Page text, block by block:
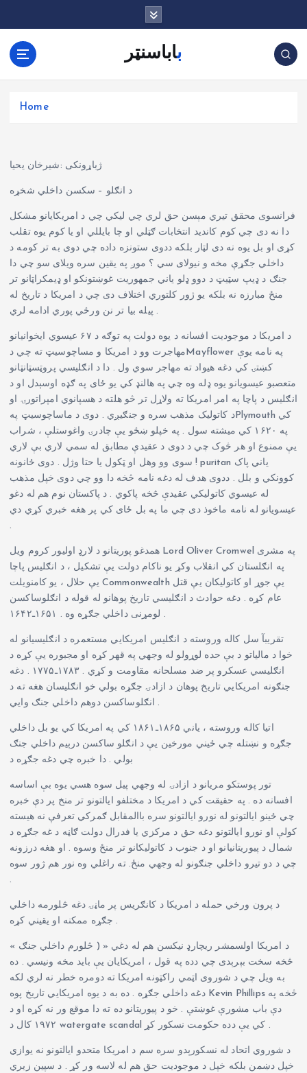
باباسنټر
Home
ژباړونکی :شیرخان یحیا
د انګلو – سکسن داخلي شخړه
فرانسوی محقق تیري مېسن حق لري چي لیکي چي د امریکایانو مشکل
دا نه دی چي کوم کاندید انتخابات ګټلي او چا بایللي او یا کوم یوه تقلب
کړی او بل یوه نه دی لټار بلکه ددوی ستونزه داده چي دوی به تر کومه د
داخلي جګړې مخه و نیولای سي ؟ موږ په یقین سره ویلای سو چي دا
جنګ د ډیپ سټیټ د دوو ډلو یاني جمهوریت غوښتونکو او ډیمکراټانو تر
منځ مبارزه نه بلکه یو ژور کلتوري اختلاف دی چي د امریکا د تاریخ له
پیله بیا تر نن ورځي پوري ادامه لري .
د امریکا د موجودیت افسانه د یوه دولت په توګه د ۶۷ عیسوي ایخوانیانو
مهاجرت وو د امریکا و مساچوسیټ ته چي دMayflower په نامه یوې
کښتۍ کي دغه هیواد ته مهاجر سوي ول . دا د انګلیسي پروټسټانټانو
متعصبو عیسویانو یوه ډله وه چي په هالنډ کي یو ځای په ګډه اوسېدل او د
انګلیس د پاچا په امر امریکا ته ولاړل تر څو هلته د هسپانوي امپراتورۍ او
د کاتولیک مذهب سره و جنګیږي . دوی د ماساچوسیټ پهPlymouth کي
په ۱۶۲۰ کي میشته سول . په خپلو ښځو یې چادرۍ واغوستلې ، شراب
یې ممنوع او هر څوک چي د دوی د عقیدې مطابق له سمي لاري بې لاري
! سوی وو وهل او ټکول یا حتا وژل . دوی ځانونه puritan یاني پاک
کوونکي و بلل . ددوی هدف له دغه نامه څخه دا وو چي دوی خپل مذهب
له عیسوي کاتولیکي عقیدې څخه پاکوي . د پاکستان نوم هم له دغو
عیسویانو له نامه ماخوذ دی چي ما په بل ځای کي پر هغه خبري کړي دي
.
همدغو پوریتانو د لارډ اولیور کروم ویل Lord Oliver Cromwel په مشری
په انګلستان کي انقلاب وکړ یو ناکام دولت یې تشکیل ، د انګلیس پاچا
یې حلال ، یو کامنویلت Commonwealth یې جوړ او کاتولیکان یې قتل
عام کړه . دغه حوادث د انګلیسي تاریخ پوهانو له قوله د انګلوساکسن
لومړنی داخلي جګړه وه . ۱۶۵۱ـ۱۶۴۲ .
تقریبآ سل کاله وروسته د انګلیس امریکایي مستعمره د انګلیسیانو له
خوا د مالیاتو د بې حده لوړولو له وجهي په قهر کړه او مجبوره یې کړه د
انګلیسي عسکرو پر ضد مسلحانه مقاومت و کړي . ۱۷۸۳ـ۱۷۷۵ . دغه
جنګونه امریکایي تاریخ پوهان د ازادۍ جګړه بولي خو انګلیسان هغه ته د
انګلوساکسن دوهم داخلي جنګ وایي .
اتیا کاله وروسته ، یاني ۱۸۶۵ـ۱۸۶۱ کي په امریکا کي یو بل داخلي
جګړه و نښتله چي ځیني مورخین یې د انګلو ساکسن درېیم داخلي جنګ
بولي . دا خبره چي دغه جګړه د
تور پوستکو مریانو د ازادۍ له وجهي پیل سوه هسي یوه بې اساسه
افسانه ده . په حقیقت کي د امریکا د مختلفو ایالتونو تر منخ پر دې خبره
چي ځینو ایالتونو له نورو ایالتونو سره باالمقابل ګمرکي تعرفې نه هیسته
کولې او نورو ایالتونو دغه حق د مرکزي یا فدرال دولت ګاڼه د غه جګړه د
شمال د پیوریتانیانو او د جنوب د کاتولیکانو تر منځ وسوه . او هغه درزونه
چي د دو تیرو داخلي جنګونو له وجهي منځ. ته راغلي وه نور هم ژور سوه
.
د پرون ورخي حمله د امریکا د کانګریس پر ماڼۍ دغه څلورمه داخلي
جګړه ممکنه او یقیني کړه .
د امریکا اولسمشر ریچارډ نیکسن هم له دغي « ( څلورم داخلي جنګ »
څخه سخت بېرېدی چي دده په قول ، امریکایان یې باید مخه ونیسي . ده
به ویل چي د شوروی اټمي راکټونه امریکا ته دومره خطر نه لري لکه
دغه داخلي جګړه . ده به د یوه امریکایي تاریخ پوه Kevin Phillips څخه په
دې باب مشورې غوښتې . خو د پیوریتانو ده ته دا موقع ور نه کړه او د
۱۹۷۲ کال د watergate scandal کي یې دده حکومت نسکور کړ .
د شوروي اتحاد له نسکورېدو سره سم د امریکا متحدو ایالتونو نه یوازي
خپل دښمن بلکه خپل د موجودیت حق هم له لاسه ور کړ . د سپین زیري